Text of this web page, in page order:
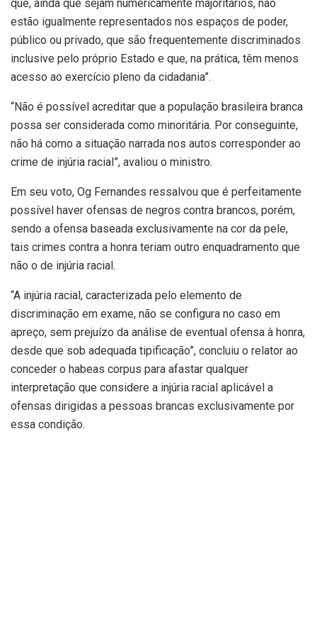
que, ainda que sejam numericamente majoritários, não
estão igualmente representados nos espaços de poder,
público ou privado, que são frequentemente discriminados
inclusive pelo próprio Estado e que, na prática, têm menos
acesso ao exercício pleno da cidadania”.
“Não é possível acreditar que a população brasileira branca
possa ser considerada como minoritária. Por conseguinte,
não há como a situação narrada nos autos corresponder ao
crime de injúria racial”, avaliou o ministro.
Em seu voto, Og Fernandes ressalvou que é perfeitamente
possível haver ofensas de negros contra brancos, porém,
sendo a ofensa baseada exclusivamente na cor da pele,
tais crimes contra a honra teriam outro enquadramento que
não o de injúria racial.
“A injúria racial, caracterizada pelo elemento de
discriminação em exame, não se configura no caso em
apreço, sem prejuízo da análise de eventual ofensa à honra,
desde que sob adequada tipificação”, concluiu o relator ao
conceder o habeas corpus para afastar qualquer
interpretação que considere a injúria racial aplicável a
ofensas dirigidas a pessoas brancas exclusivamente por
essa condição.